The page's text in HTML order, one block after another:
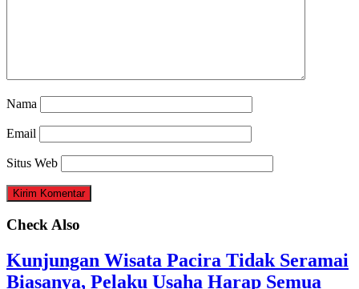
Nama
Email
Situs Web
Check Also
Kunjungan Wisata Pacira Tidak Seramai
Biasanya, Pelaku Usaha Harap Semua